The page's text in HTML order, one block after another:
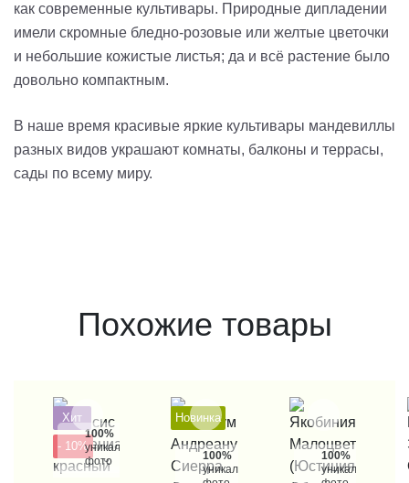
как современные культивары. Природные дипладении
имели скромные бледно-розовые или желтые цветочки
и небольшие кожистые листья; да и всё растение было
довольно компактным.
В наше время красивые яркие культивары мандевиллы
разных видов украшают комнаты, балконы и террасы,
сады по всему миру.
Похожие товары
Хит
- 10%
100%
уникальные
фото
Новинка
100%
уникальные
100%
уникальные